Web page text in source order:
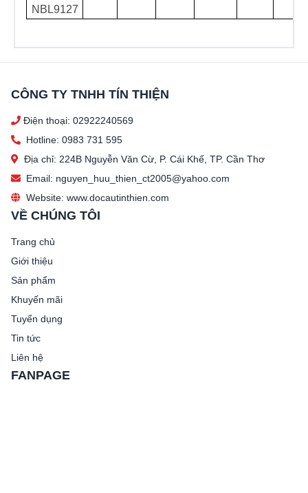
NBL9127
CÔNG TY TNHH TÍN THIỆN
Điện thoại: 02922240569
Hotline: 0983 731 595
Địa chỉ: 224B Nguyễn Văn Cừ, P. Cái Khế, TP. Cần Thơ
Email: nguyen_huu_thien_ct2005@yahoo.com
Website: www.docautinthien.com
VỀ CHÚNG TÔI
Trang chủ
Giới thiệu
Sản phẩm
Khuyến mãi
Tuyển dụng
Tin tức
Liên hệ
FANPAGE